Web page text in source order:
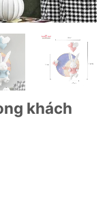
khách